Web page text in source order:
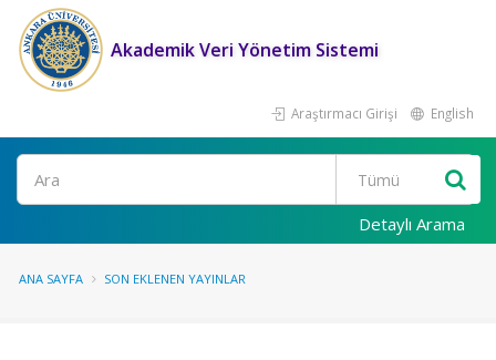
Akademik Veri Yönetim Sistemi
Araştırmacı Girişi English
Ara
Detaylı Arama
ANA SAYFA SON EKLENEN YAYINLAR